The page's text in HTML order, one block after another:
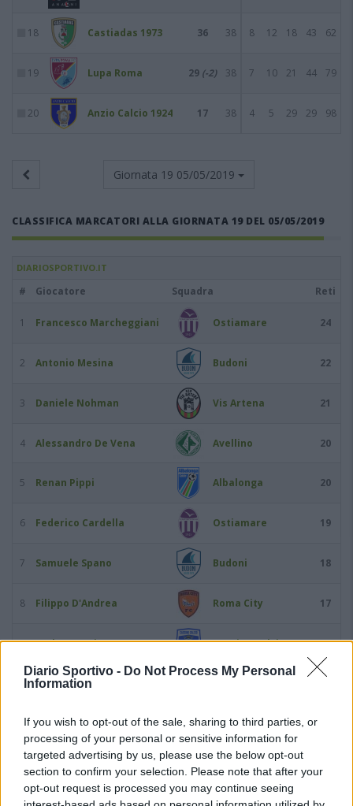
Diario Sportivo - Do Not Process My Personal
Information
If you wish to opt-out of the sale, sharing to third parties, or
processing of your personal or sensitive information for
targeted advertising by us, please use the below opt-out
section to confirm your selection. Please note that after your
opt-out request is processed you may continue seeing
18 Castiadas 1973 36 38 8 12 18 43 62
19 Lupa Roma 29 (-2) 38 7 10 21 44 79
20 Anzio Calcio 1924 17 38 4 5 29 29 98
Giornata 19 05/05/2019
CLASSIFICA MARCATORI ALLA GIORNATA 19 DEL 05/05/2019
DIARIOSPORTIVO.IT
# Giocatore Squadra Reti
1 Francesco Marcheggiani Ostiamare 24
2 Antonio Mesina Budoni 22
3 Daniele Nohman Vis Artena 21
4 Alessandro De Vena Avellino 20
5 Renan Pippi Albalonga 20
6 Federico Cardella Ostiamare 19
7 Samuele Spano Budoni 18
8 Filippo D'Andrea Roma City 17
9 Umberto Prisco Cassino Calcio 17
Gabriele Bernardotto
11 Claudio Corsetti Latina Calcio
Davide Lorusso Trastevere Calcio